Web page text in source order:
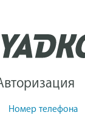
Номер телефона